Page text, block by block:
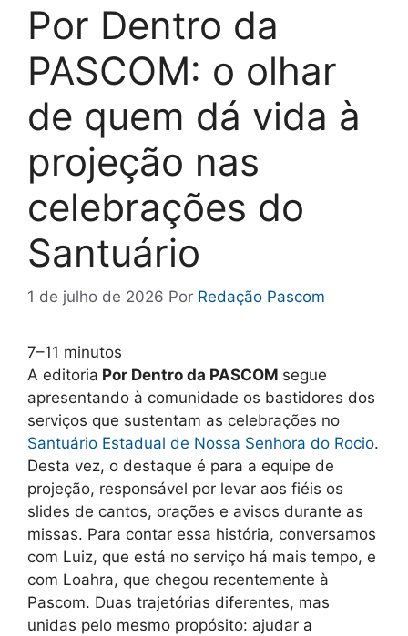
Por Dentro da
PASCOM: o olhar
de quem dá vida à
projeção nas
celebrações do
Santuário
1 de julho de 2026 Por Redação Pascom
7–11 minutos
A editoria Por Dentro da PASCOM segue
apresentando à comunidade os bastidores dos
serviços que sustentam as celebrações no
Santuário Estadual de Nossa Senhora do Rocio.
Desta vez, o destaque é para a equipe de
projeção, responsável por levar aos fiéis os
slides de cantos, orações e avisos durante as
missas. Para contar essa história, conversamos
com Luiz, que está no serviço há mais tempo, e
com Loahra, que chegou recentemente à
Pascom. Duas trajetórias diferentes, mas
unidas pelo mesmo propósito: ajudar a